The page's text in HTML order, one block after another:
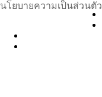
นโยบายความเป็นส่วนตัว